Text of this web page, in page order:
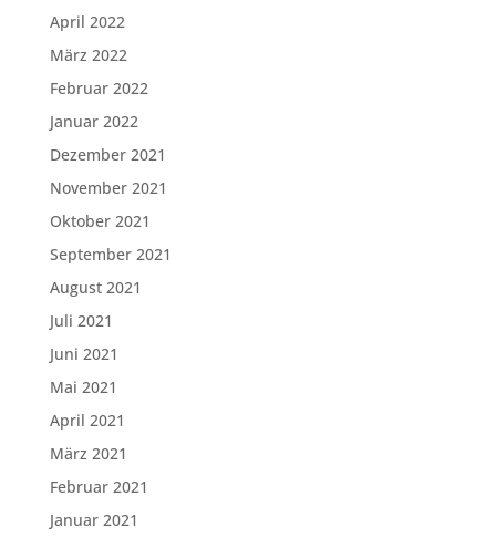
April 2022
März 2022
Februar 2022
Januar 2022
Dezember 2021
November 2021
Oktober 2021
September 2021
August 2021
Juli 2021
Juni 2021
Mai 2021
April 2021
März 2021
Februar 2021
Januar 2021